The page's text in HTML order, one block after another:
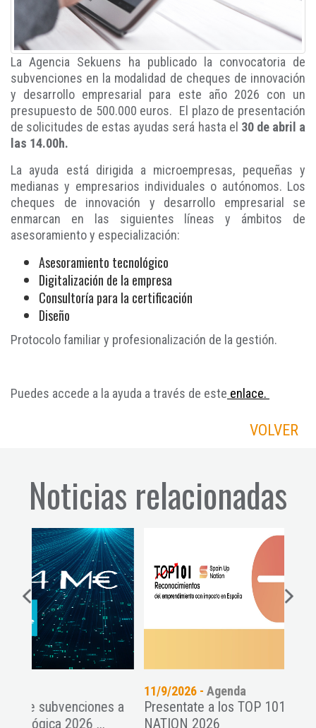
La Agencia Sekuens ha publicado la convocatoria de
subvenciones en la modalidad de cheques de innovación
y desarrollo empresarial para este año 2026 con un
presupuesto de 500.000 euros. El plazo de presentación
de solicitudes de estas ayudas será hasta el 30 de abril a
las 14.00h.
La ayuda está dirigida a microempresas, pequeñas y
medianas y empresarios individuales o autónomos. Los
cheques de innovación y desarrollo empresarial se
enmarcan en las siguientes líneas y ámbitos de
asesoramiento y especialización:
Asesoramiento tecnológico
Digitalización de la empresa
Consultoría para la certificación
Diseño
Protocolo familiar y profesionalización de la gestión.
Puedes accede a la ayuda a través de este enlace.
VOLVER
Noticias relacionadas
Agenda
Presentate a los TOP 101 SPAIN UP
NATION 2026